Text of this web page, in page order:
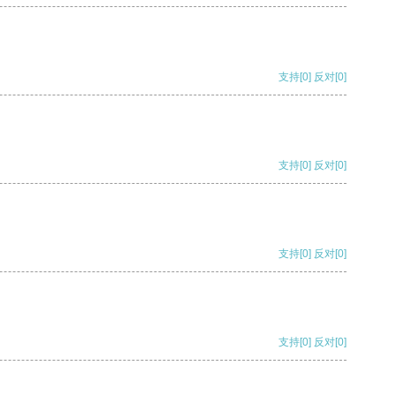
支持[0] 反对[0]
支持[0] 反对[0]
支持[0] 反对[0]
支持[0] 反对[0]